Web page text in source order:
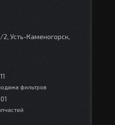
Усть-Каменогорск,
фильтров